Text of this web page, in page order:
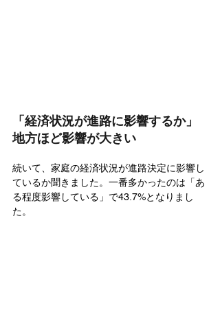
「経済状況が進路に影響するか」
地方ほど影響が大きい
続いて、家庭の経済状況が進路決定に影響し
ているか聞きました。一番多かったのは「あ
る程度影響している」で43.7%となりまし
た。